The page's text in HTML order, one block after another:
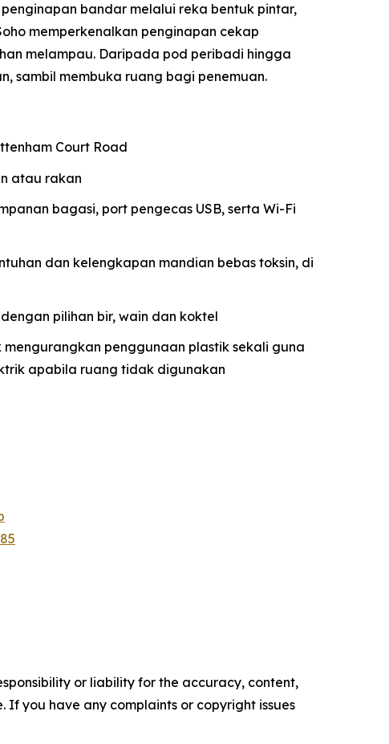
bandar melalui reka bentuk pintar,
memperkenalkan penginapan cekap
melampau. Daripada pod peribadi hingga
sambil membuka ruang bagi penemuan.
Court Road
atau rakan
bagasi, port pengecas USB, serta Wi-Fi
dan kelengkapan mandian bebas toksin, di
pilihan bir, wain dan koktel
penggunaan plastik sekali guna
apabila ruang tidak digunakan
or liability for the accuracy, content,
If you have any complaints or copyright issues